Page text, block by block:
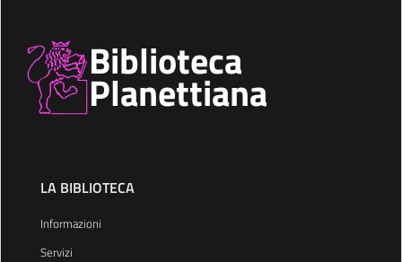
Biblioteca
Planettiana
LA BIBLIOTECA
Informazioni
Servizi